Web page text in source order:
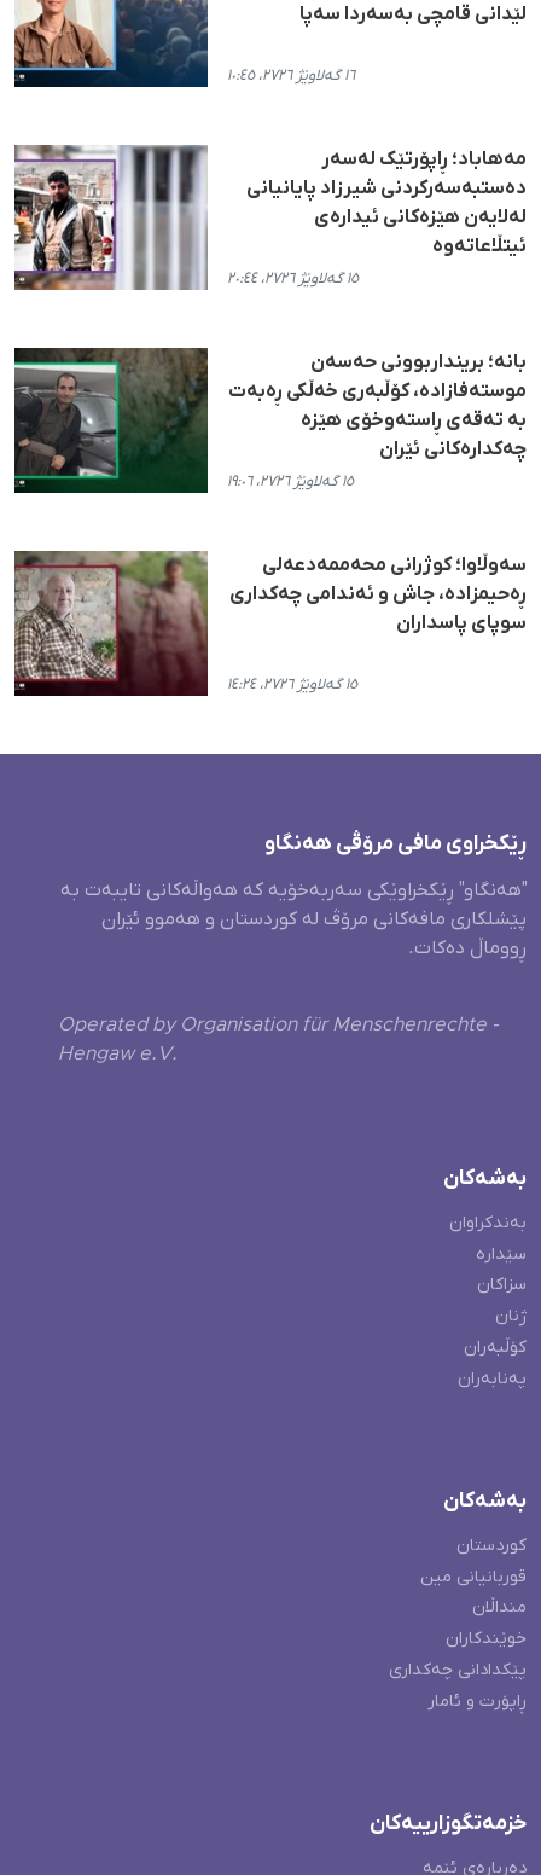
لێدانی قامچی بەسەردا سەپا
١٦ گەلاوێژ ٢٧٢٦، ١٠:٤٥
مەهاباد؛ ڕاپۆرتێک لەسەر
دەستبەسەرکردنی شیرزاد پایانیانی
لەلایەن هێزەکانی ئیدارەی
ئیتڵاعاتەوە
١٥ گەلاوێژ ٢٧٢٦، ٢٠:٤٤
بانە؛ برینداربوونی حەسەن
موستەفازادە، کۆڵبەری خەڵکی ڕەبەت
بە تەقەی ڕاستەوخۆی هێزە
چەکدارەکانی ئێران
١٥ گەلاوێژ ٢٧٢٦، ١٩:٠٦
سەوڵاوا؛ کوژرانی محەممەدعەلی
ڕەحیمزادە، جاش و ئەندامی چەکداری
سوپای پاسداران
١٥ گەلاوێژ ٢٧٢٦، ١٤:٢٤
ڕێکخراوی مافی مرۆڤی هەنگاو
"هەنگاو" ڕێکخراوێکی سەربەخۆیە کە هەواڵەکانی تایبەت بە
پێشلکاری مافەکانی مرۆڤ لە کوردستان و هەموو ئێران
ڕووماڵ دەکات.
Operated by Organisation für Menschenrechte -
Hengaw e.V.
بەشەکان
بەندکراوان
سێدارە
سزاکان
ژنان
کۆڵبەران
پەنابەران
بەشەکان
کوردستان
قوربانیانی مین
منداڵان
خوێندکاران
پێکدادانی چەکداری
ڕاپۆرت و ئامار
خزمەتگوزارییەکان
دەربارەی ئێمە